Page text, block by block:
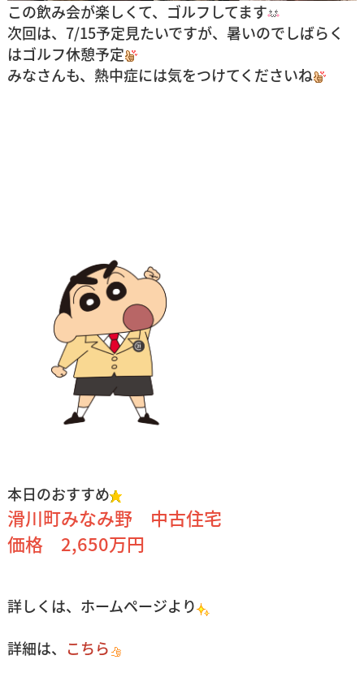
この飲み会が楽しくて、ゴルフしてます
次回は、7/15予定見たいですが、暑いのでしばらく
はゴルフ休憩予定
みなさんも、熱中症には気をつけてくださいね
本日のおすすめ
滑川町みなみ野 中古住宅
価格 2,650万円
詳しくは、ホームページより
詳細は、 こちら